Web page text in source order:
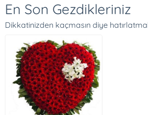
Siparişim verdiğim zamanda yerine
Ne**at Oz*****ci
Siparis yapmak ve odemek cok
soz verilen zamanda siparisim
memnunum ve tekrar siparis
En Son Gezdikleriniz
Dikkatinizden kaçmasın diye